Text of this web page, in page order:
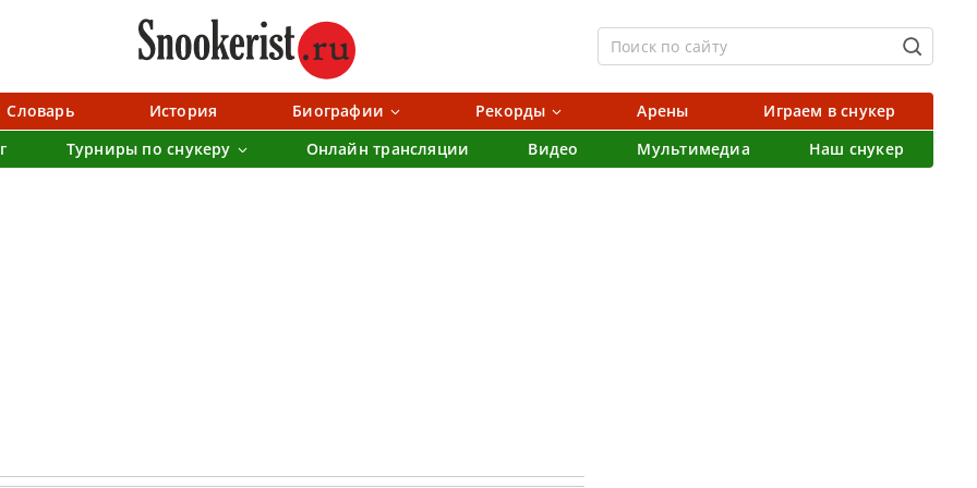
Словарь История Биографии Рекорды Арены
Играем в снукер
Турниры по снукеру Онлайн трансляции Видео Мультимедиа Наш снукер